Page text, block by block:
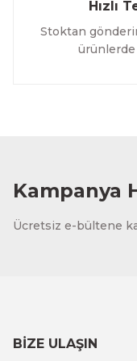
Hızlı
Stoktan
Kampanya
Ücretsiz e-bültene
BİZE ULAŞIN